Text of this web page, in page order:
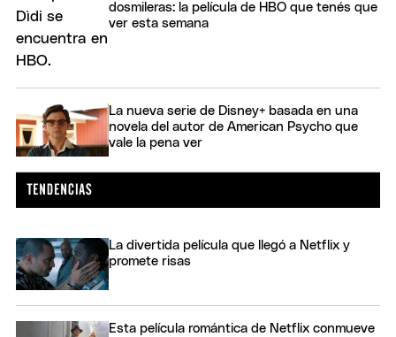
dosmileras: la película de HBO que tenés que
ver esta semana
La nueva serie de Disney+ basada en una
novela del autor de American Psycho que
vale la pena ver
La divertida película que llegó a Netflix y
promete risas
Esta película romántica de Netflix conmueve